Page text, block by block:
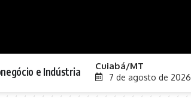
e Indústria Cuiabá/MT
7 de agosto de 2026